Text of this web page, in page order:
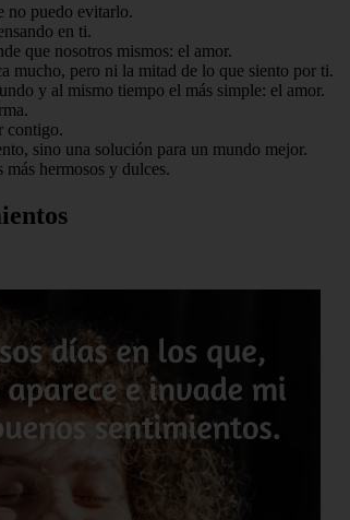
no puedo evitarlo.
en ti.
que nosotros mismos: el amor.
mucho, pero ni la mitad de lo que siento por ti.
y al mismo tiempo el más simple: el amor.
contigo.
sino una solución para un mundo mejor.
hermosos y dulces.